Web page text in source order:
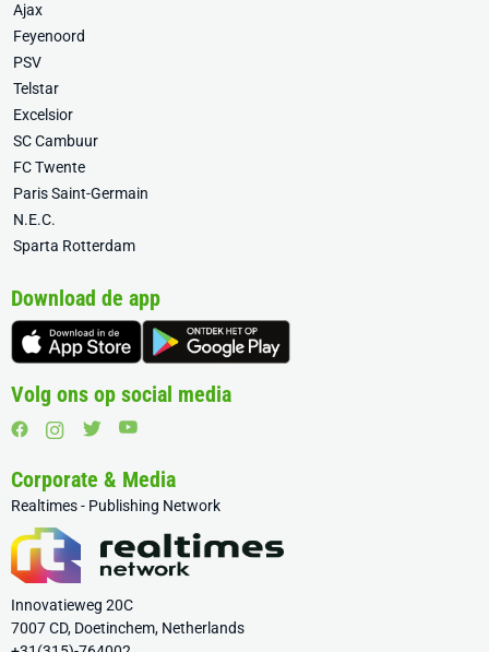
Ajax
Feyenoord
PSV
Telstar
Excelsior
SC Cambuur
FC Twente
Paris Saint-Germain
N.E.C.
Sparta Rotterdam
Download de app
Volg ons op social media
Corporate & Media
Realtimes - Publishing Network
Innovatieweg 20C
7007 CD, Doetinchem, Netherlands